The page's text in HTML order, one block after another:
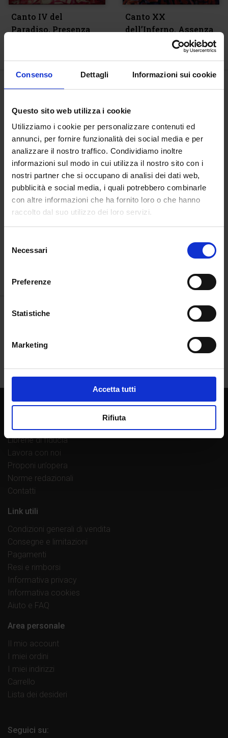
Consenso Dettagli Informazioni sui cookie
Questo sito web utilizza i cookie
Utilizziamo i cookie per personalizzare contenuti ed
annunci, per fornire funzionalità dei social media e per
analizzare il nostro traffico. Condividiamo inoltre
informazioni sul modo in cui utilizza il nostro sito con i
nostri partner che si occupano di analisi dei dati web,
pubblicità e social media, i quali potrebbero combinarle
con altre informazioni che ha fornito loro o che hanno
raccolto dal suo utilizzo dei loro servizi.
delNecessari
Preferenze
Statistiche
Marketing
Accetta tutti
Rifiuta
Canto IV del
Paradiso, Presenza
Canto XX
dell’Inferno, Assenza
Canto XXIII del
Consapevolezza
Chi siamo
La casa editrice
Librerie di fiducia
Lavora con noi
Proponi un’opera
Norme redazionali
Contatti
Link utili
Condizioni generali di vendita
Consegne e limitazioni
Pagamenti
Resi e rimborsi
Informativa privacy
Informativa cookies
Aiuto e FAQ
Area personale
Il mio account
I miei ordini
I miei indirizzi
Carrello
Lista dei desideri
Seguici su: